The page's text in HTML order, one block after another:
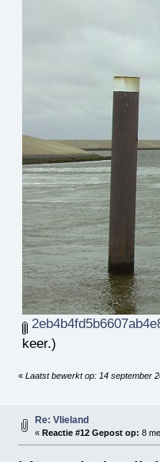
keer.)
« Laatst bewerkt op: 14 september
Re: Vlieland
« Reactie #12 Gepost op: 8